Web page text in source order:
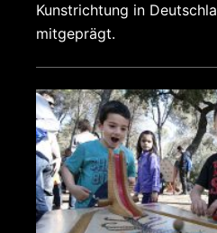
Kunstrichtung in
mitgeprägt.